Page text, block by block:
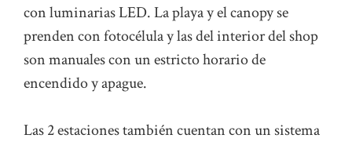
con luminarias LED. La playa y el canopy se
prenden con fotocélula y las del interior del shop
son manuales con un estricto horario de
encendido y apague.
Las 2 estaciones también cuentan con un sistema